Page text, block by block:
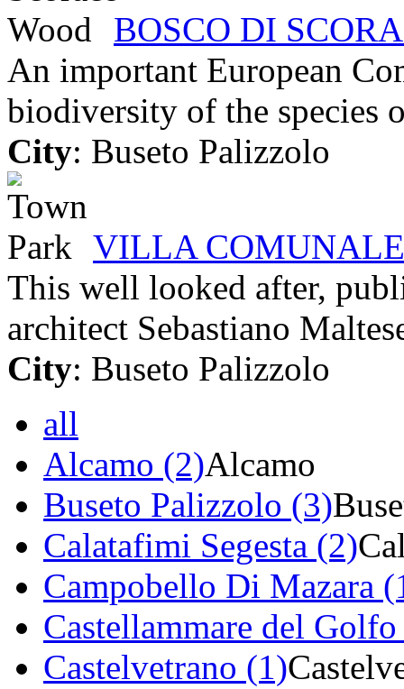
BOSCO DI
An important European
biodiversity of the species
City: Buseto Palizzolo
VILLA COMUNALE
This well looked after,
architect Sebastiano
City: Buseto Palizzolo
all
Alcamo (2)Alcamo
Buseto Palizzolo (3)
Calatafimi Segesta (2)
Campobello Di Mazara
Castellammare del
Castelvetrano (1)